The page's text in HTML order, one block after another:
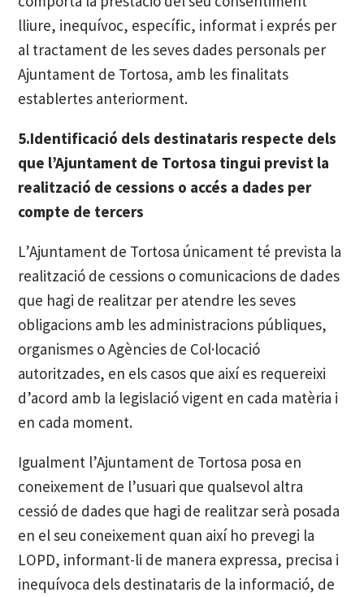
lliure, inequívoc, específic, informat i exprés per
al tractament de les seves dades personals per
Ajuntament de Tortosa, amb les finalitats
establertes anteriorment.
5.Identificació dels destinataris respecte dels
que l’Ajuntament de Tortosa tingui previst la
realització de cessions o accés a dades per
compte de tercers
L’Ajuntament de Tortosa únicament té prevista la
realització de cessions o comunicacions de dades
que hagi de realitzar per atendre les seves
obligacions amb les administracions públiques,
organismes o Agències de Col·locació
autoritzades, en els casos que així es requereixi
d’acord amb la legislació vigent en cada matèria i
en cada moment.
Igualment l’Ajuntament de Tortosa posa en
coneixement de l’usuari que qualsevol altra
cessió de dades que hagi de realitzar serà posada
en el seu coneixement quan així ho prevegi la
LOPD, informant-li de manera expressa, precisa i
inequívoca dels destinataris de la informació, de